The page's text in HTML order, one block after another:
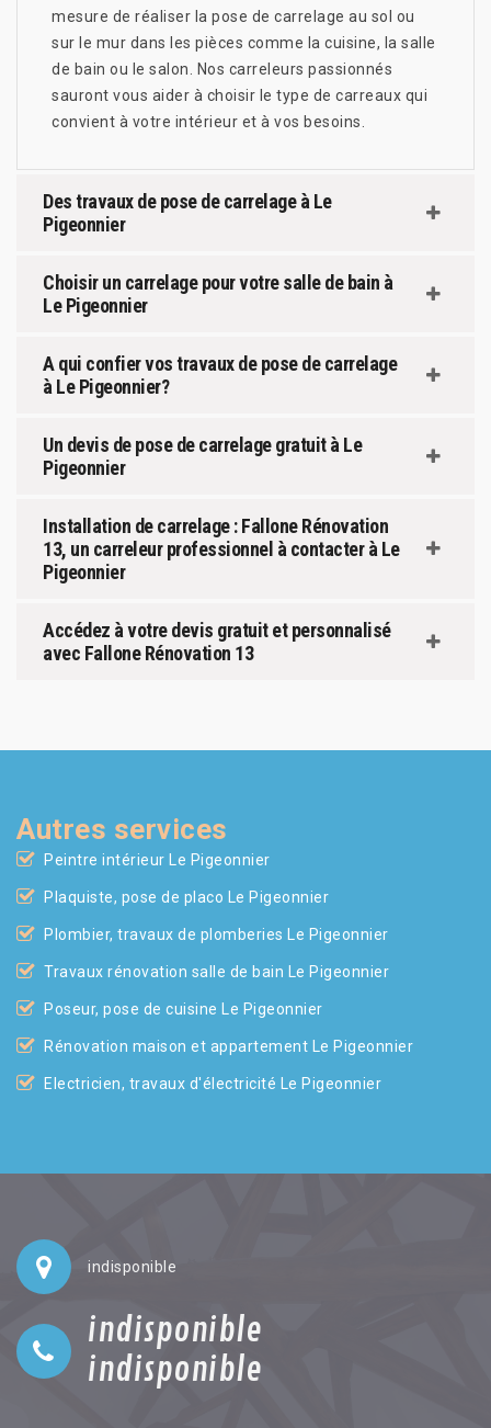
mesure de réaliser la pose de carrelage au sol ou
sur le mur dans les pièces comme la cuisine, la salle
de bain ou le salon. Nos carreleurs passionnés
sauront vous aider à choisir le type de carreaux qui
convient à votre intérieur et à vos besoins.
Des travaux de pose de carrelage à Le
Pigeonnier
Choisir un carrelage pour votre salle de bain à
Le Pigeonnier
A qui confier vos travaux de pose de carrelage
à Le Pigeonnier?
Un devis de pose de carrelage gratuit à Le
Pigeonnier
Installation de carrelage : Fallone Rénovation
13, un carreleur professionnel à contacter à Le
Pigeonnier
Accédez à votre devis gratuit et personnalisé
avec Fallone Rénovation 13
Autres services
Peintre intérieur Le Pigeonnier
Plaquiste, pose de placo Le Pigeonnier
Plombier, travaux de plomberies Le Pigeonnier
Travaux rénovation salle de bain Le Pigeonnier
Poseur, pose de cuisine Le Pigeonnier
Rénovation maison et appartement Le Pigeonnier
Electricien, travaux d'électricité Le Pigeonnier
indisponible
indisponible
indisponible